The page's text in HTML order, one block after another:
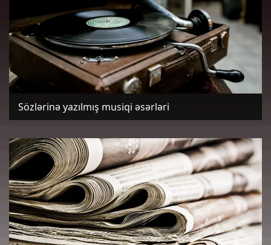
Sözlərinə yazılmış musiqi əsərləri